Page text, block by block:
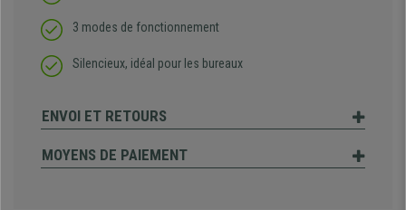
3 modes de fonctionnement
Silencieux, idéal pour les bureaux
ENVOI ET RETOURS
MOYENS DE PAIEMENT